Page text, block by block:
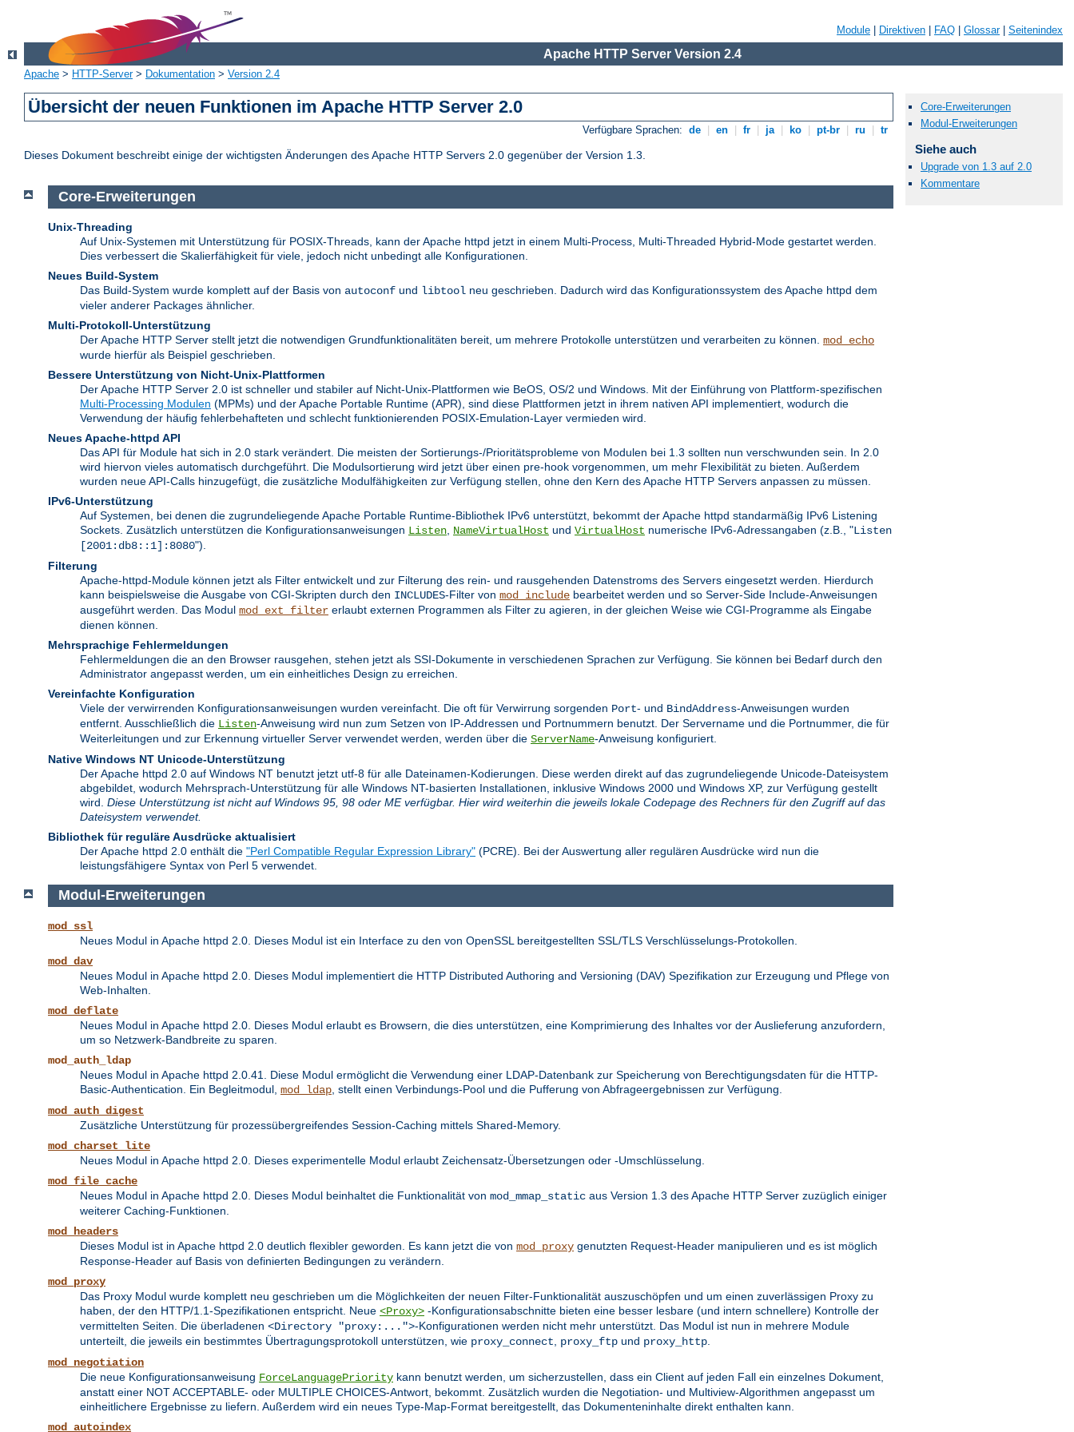
Module Direktiven FAQ Glossar| Seitenindex
Apache HTTP Server Version 2.4
Apache > HTTP-Server> Dokumentation > Version 2.4
Übersicht der neuen Funktionen im Apache HTTP Server 2.0
Verfügbare Sprachen: de en fr ja ko pt-br ru tr
Dieses Dokument beschreibt einige der wichtigsten Änderungen des Apache HTTP Servers 2.0 gegenüber der Version 1.3.
Core-Erweiterungen
Modul-Erweiterungen
Siehe auch
Upgrade von 1.3 auf 2.0
Kommentare
Core-Erweiterungen
Unix-Threading
Auf Unix-Systemen mit Unterstützung für POSIX-Threads, kann der Apache httpd jetzt in einem Multi-Process, Multi-Threaded Hybrid-Mode gestartet werden.
Dies verbessert die Skalierfähigkeit für viele, jedoch nicht unbedingt alle Konfigurationen.
Neues Build-System
Das Build-System wurde komplett auf der Basis von autoconf und libtool neu geschrieben. Dadurch wird das Konfigurationssystem des Apache httpd dem
vieler anderer Packages ähnlicher.
Multi-Protokoll-Unterstützung
Der Apache HTTP Server stellt jetzt die notwendigen Grundfunktionalitäten bereit, um mehrere Protokolle unterstützen und verarbeiten zu können. mod_echo
wurde hierfür als Beispiel geschrieben.
Bessere Unterstützung von Nicht-Unix-Plattformen
Der Apache HTTP Server 2.0 ist schneller und stabiler auf Nicht-Unix-Plattformen wie BeOS, OS/2 und Windows. Mit der Einführung von Plattform-spezifischen
Multi-Processing Modulen (MPMs) und der Apache Portable Runtime (APR), sind diese Plattformen jetzt in ihrem nativen API implementiert, wodurch die
Verwendung der häufig fehlerbehafteten und schlecht funktionierenden POSIX-Emulation-Layer vermieden wird.
Neues Apache-httpd API
Das API für Module hat sich in 2.0 stark verändert. Die meisten der Sortierungs-/Prioritätsprobleme von Modulen bei 1.3 sollten nun verschwunden sein. In 2.0
wird hiervon vieles automatisch durchgeführt. Die Modulsortierung wird jetzt über einen pre-hook vorgenommen, um mehr Flexibilität zu bieten. Außerdem
wurden neue API-Calls hinzugefügt, die zusätzliche Modulfähigkeiten zur Verfügung stellen, ohne den Kern des Apache HTTP Servers anpassen zu müssen.
IPv6-Unterstützung
Auf Systemen, bei denen die zugrundeliegende Apache Portable Runtime-Bibliothek IPv6 unterstützt, bekommt der Apache httpd standarmäßig IPv6 Listening
Sockets. Zusätzlich unterstützen die Konfigurationsanweisungen Listen NameVirtualHost und VirtualHost numerische IPv6-Adressangaben (z.B., "Listen
[2001:db8::1]:8080").
Filterung
Apache-httpd-Module können jetzt als Filter entwickelt und zur Filterung des rein- und rausgehenden Datenstroms des Servers eingesetzt werden. Hierdurch
kann beispielsweise die Ausgabe von CGI-Skripten durch den INCLUDES-Filter von mod_include bearbeitet werden und so Server-Side Include-Anweisungen
ausgeführt werden. Das Modul mod_ext_filter erlaubt externen Programmen als Filter zu agieren, in der gleichen Weise wie CGI-Programme als Eingabe
dienen können.
Mehrsprachige Fehlermeldungen
Fehlermeldungen die an den Browser rausgehen, stehen jetzt als SSI-Dokumente in verschiedenen Sprachen zur Verfügung. Sie können bei Bedarf durch den
Administrator angepasst werden, um ein einheitliches Design zu erreichen.
Vereinfachte Konfiguration
Viele der verwirrenden Konfigurationsanweisungen wurden vereinfacht. Die oft für Verwirrung sorgenden Port- und BindAddress-Anweisungen wurden
entfernt. Ausschließlich die Listen-Anweisung wird nun zum Setzen von IP-Addressen und Portnummern benutzt. Der Servername und die Portnummer, die für
Weiterleitungen und zur Erkennung virtueller Server verwendet werden, werden über die ServerName-Anweisung konfiguriert.
Native Windows NT Unicode-Unterstützung
Der Apache httpd 2.0 auf Windows NT benutzt jetzt utf-8 für alle Dateinamen-Kodierungen. Diese werden direkt auf das zugrundeliegende Unicode-Dateisystem
abgebildet, wodurch Mehrsprach-Unterstützung für alle Windows NT-basierten Installationen, inklusive Windows 2000 und Windows XP, zur Verfügung gestellt
wird. Diese Unterstützung ist nicht auf Windows 95, 98 oder ME verfügbar. Hier wird weiterhin die jeweils lokale Codepage des Rechners für den Zugriff auf das
Dateisystem verwendet.
Bibliothek für reguläre Ausdrücke aktualisiert
Der Apache httpd 2.0 enthält die "Perl Compatible Regular Expression Library" (PCRE). Bei der Auswertung aller regulären Ausdrücke wird nun die
leistungsfähigere Syntax von Perl 5 verwendet.
Modul-Erweiterungen
mod_ssl
Neues Modul in Apache httpd 2.0. Dieses Modul ist ein Interface zu den von OpenSSL bereitgestellten SSL/TLS Verschlüsselungs-Protokollen.
mod_dav
Neues Modul in Apache httpd 2.0. Dieses Modul implementiert die HTTP Distributed Authoring and Versioning (DAV) Spezifikation zur Erzeugung und Pflege von
Web-Inhalten.
mod_deflate
Neues Modul in Apache httpd 2.0. Dieses Modul erlaubt es Browsern, die dies unterstützen, eine Komprimierung des Inhaltes vor der Auslieferung anzufordern,
um so Netzwerk-Bandbreite zu sparen.
mod_auth_ldap
Neues Modul in Apache httpd 2.0.41. Diese Modul ermöglicht die Verwendung einer LDAP-Datenbank zur Speicherung von Berechtigungsdaten für die HTTP-
Basic-Authentication. Ein Begleitmodul, mod_ldap , stellt einen Verbindungs-Pool und die Pufferung von Abfrageergebnissen zur Verfügung.
mod_auth_digest
Zusätzliche Unterstützung für prozessübergreifendes Session-Caching mittels Shared-Memory.
mod_charset_lite
Neues Modul in Apache httpd 2.0. Dieses experimentelle Modul erlaubt Zeichensatz-Übersetzungen oder -Umschlüsselung.
mod_file_cache
Neues Modul in Apache httpd 2.0. Dieses Modul beinhaltet die Funktionalität von mod_mmap_static aus Version 1.3 des Apache HTTP Server zuzüglich einiger
weiterer Caching-Funktionen.
mod_headers
Dieses Modul ist in Apache httpd 2.0 deutlich flexibler geworden. Es kann jetzt die von mod_proxy genutzten Request-Header manipulieren und es ist möglich
Response-Header auf Basis von definierten Bedingungen zu verändern.
mod_proxy
Das Proxy Modul wurde komplett neu geschrieben um die Möglichkeiten der neuen Filter-Funktionalität auszuschöpfen und um einen zuverlässigen Proxy zu
haben, der den HTTP/1.1-Spezifikationen entspricht. Neue <Proxy> -Konfigurationsabschnitte bieten eine besser lesbare (und intern schnellere) Kontrolle der
vermittelten Seiten. Die überladenen <Directory "proxy:...">-Konfigurationen werden nicht mehr unterstützt. Das Modul ist nun in mehrere Module
unterteilt, die jeweils ein bestimmtes Übertragungsprotokoll unterstützen, wie proxy_connect proxy_ftp und proxy_http
mod_negotiation
Die neue Konfigurationsanweisung ForceLanguagePriority kann benutzt werden, um sicherzustellen, dass ein Client auf jeden Fall ein einzelnes Dokument,
anstatt einer NOT ACCEPTABLE- oder MULTIPLE CHOICES-Antwort, bekommt. Zusätzlich wurden die Negotiation- und Multiview-Algorithmen angepasst um
einheitlichere Ergebnisse zu liefern. Außerdem wird ein neues Type-Map-Format bereitgestellt, das Dokumenteninhalte direkt enthalten kann.
mod_autoindex